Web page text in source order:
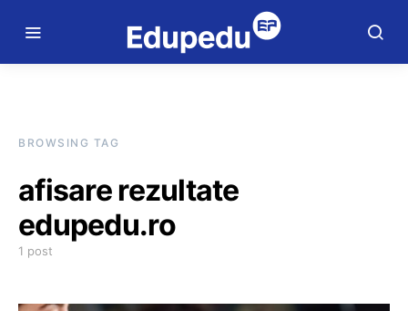
BROWSING TAG
afisare rezultate
edupedu.ro
1 post